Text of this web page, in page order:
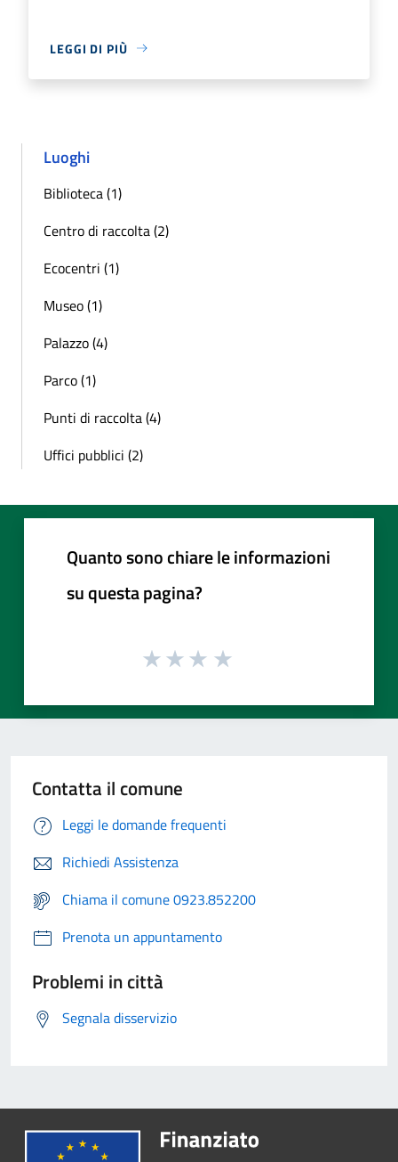
LEGGI DI PIÙ
Luoghi
Biblioteca (1)
Centro di raccolta (2)
Ecocentri (1)
Museo (1)
Palazzo (4)
Parco (1)
Punti di raccolta (4)
Uffici pubblici (2)
Quanto sono chiare le informazioni
su questa pagina?
Contatta il comune
Leggi le domande frequenti
Richiedi Assistenza
Chiama il comune 0923.852200
Prenota un appuntamento
Problemi in città
Segnala disservizio